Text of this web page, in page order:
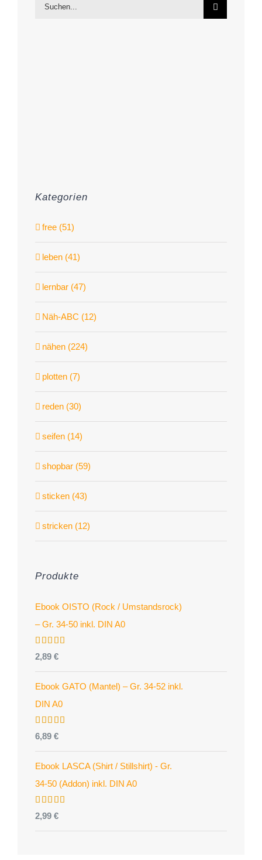
Suche
Kategorien
free (51)
leben (41)
lernbar (47)
Näh-ABC (12)
nähen (224)
plotten (7)
reden (30)
seifen (14)
shopbar (59)
sticken (43)
stricken (12)
Produkte
Ebook OISTO (Rock / Umstandsrock)
– Gr. 34-50 inkl. DIN A0
Bewertet
mit4.96
von 5
2,89 €
Ebook GATO (Mantel) – Gr. 34-52 inkl.
DIN A0
Bewertet
mit5.00
von 5
6,89 €
Ebook LASCA (Shirt / Stillshirt) - Gr.
34-50 (Addon) inkl. DIN A0
Bewertet
mit5.00
von 5
2,99 €